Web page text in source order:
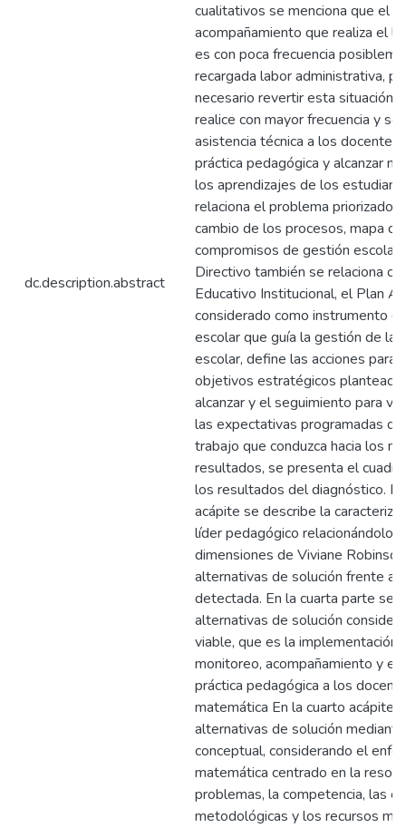
dc.description.abstract
cualitativos se menciona que el
acompañamiento que realiza el
es con poca frecuencia
recargada labor administrativa,
necesario revertir esta situación
realice con mayor frecuencia y
asistencia técnica a los docentes
práctica pedagógica y alcanzar
los aprendizajes de los
relaciona el problema priorizado
cambio de los procesos, mapa
compromisos de gestión escolar
Directivo también se relaciona
Educativo Institucional, el Plan
considerado como instrumento
escolar que guía la gestión de la
escolar, define las acciones para
objetivos estratégicos
alcanzar y el seguimiento para
las expectativas programadas
trabajo que conduzca hacia los
resultados, se presenta el
los resultados del diagnóstico.
acápite se describe la
líder pedagógico relacionándolo
dimensiones de Viviane
alternativas de solución frente a
detectada. En la cuarta parte se
alternativas de solución
viable, que es la implementación
monitoreo, acompañamiento y
práctica pedagógica a los
matemática En la cuarto acápite
alternativas de solución
conceptual, considerando el
matemática centrado en la
problemas, la competencia, las
metodológicas y los recursos